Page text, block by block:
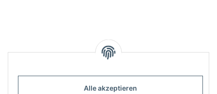
Alle akzeptieren